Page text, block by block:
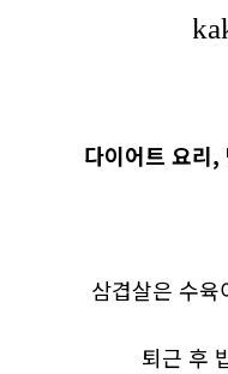
다이어트 요리,
삼겹살은 수
퇴근 후